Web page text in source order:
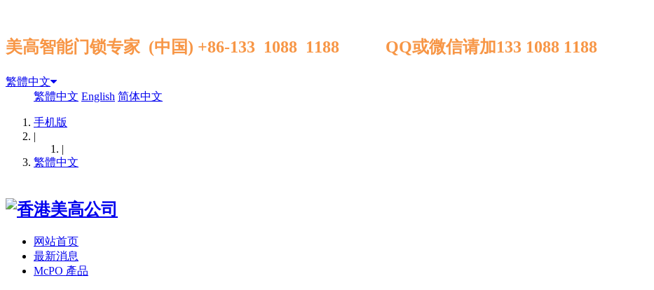
美高智能门锁专家 (中国) +86-133 1088 1188 QQ或微信请加133 1088 1188
繁體中文
繁體中文 English 简体中文
手机版
|
|
繁體中文
网站首页
最新消息
McPO 產品